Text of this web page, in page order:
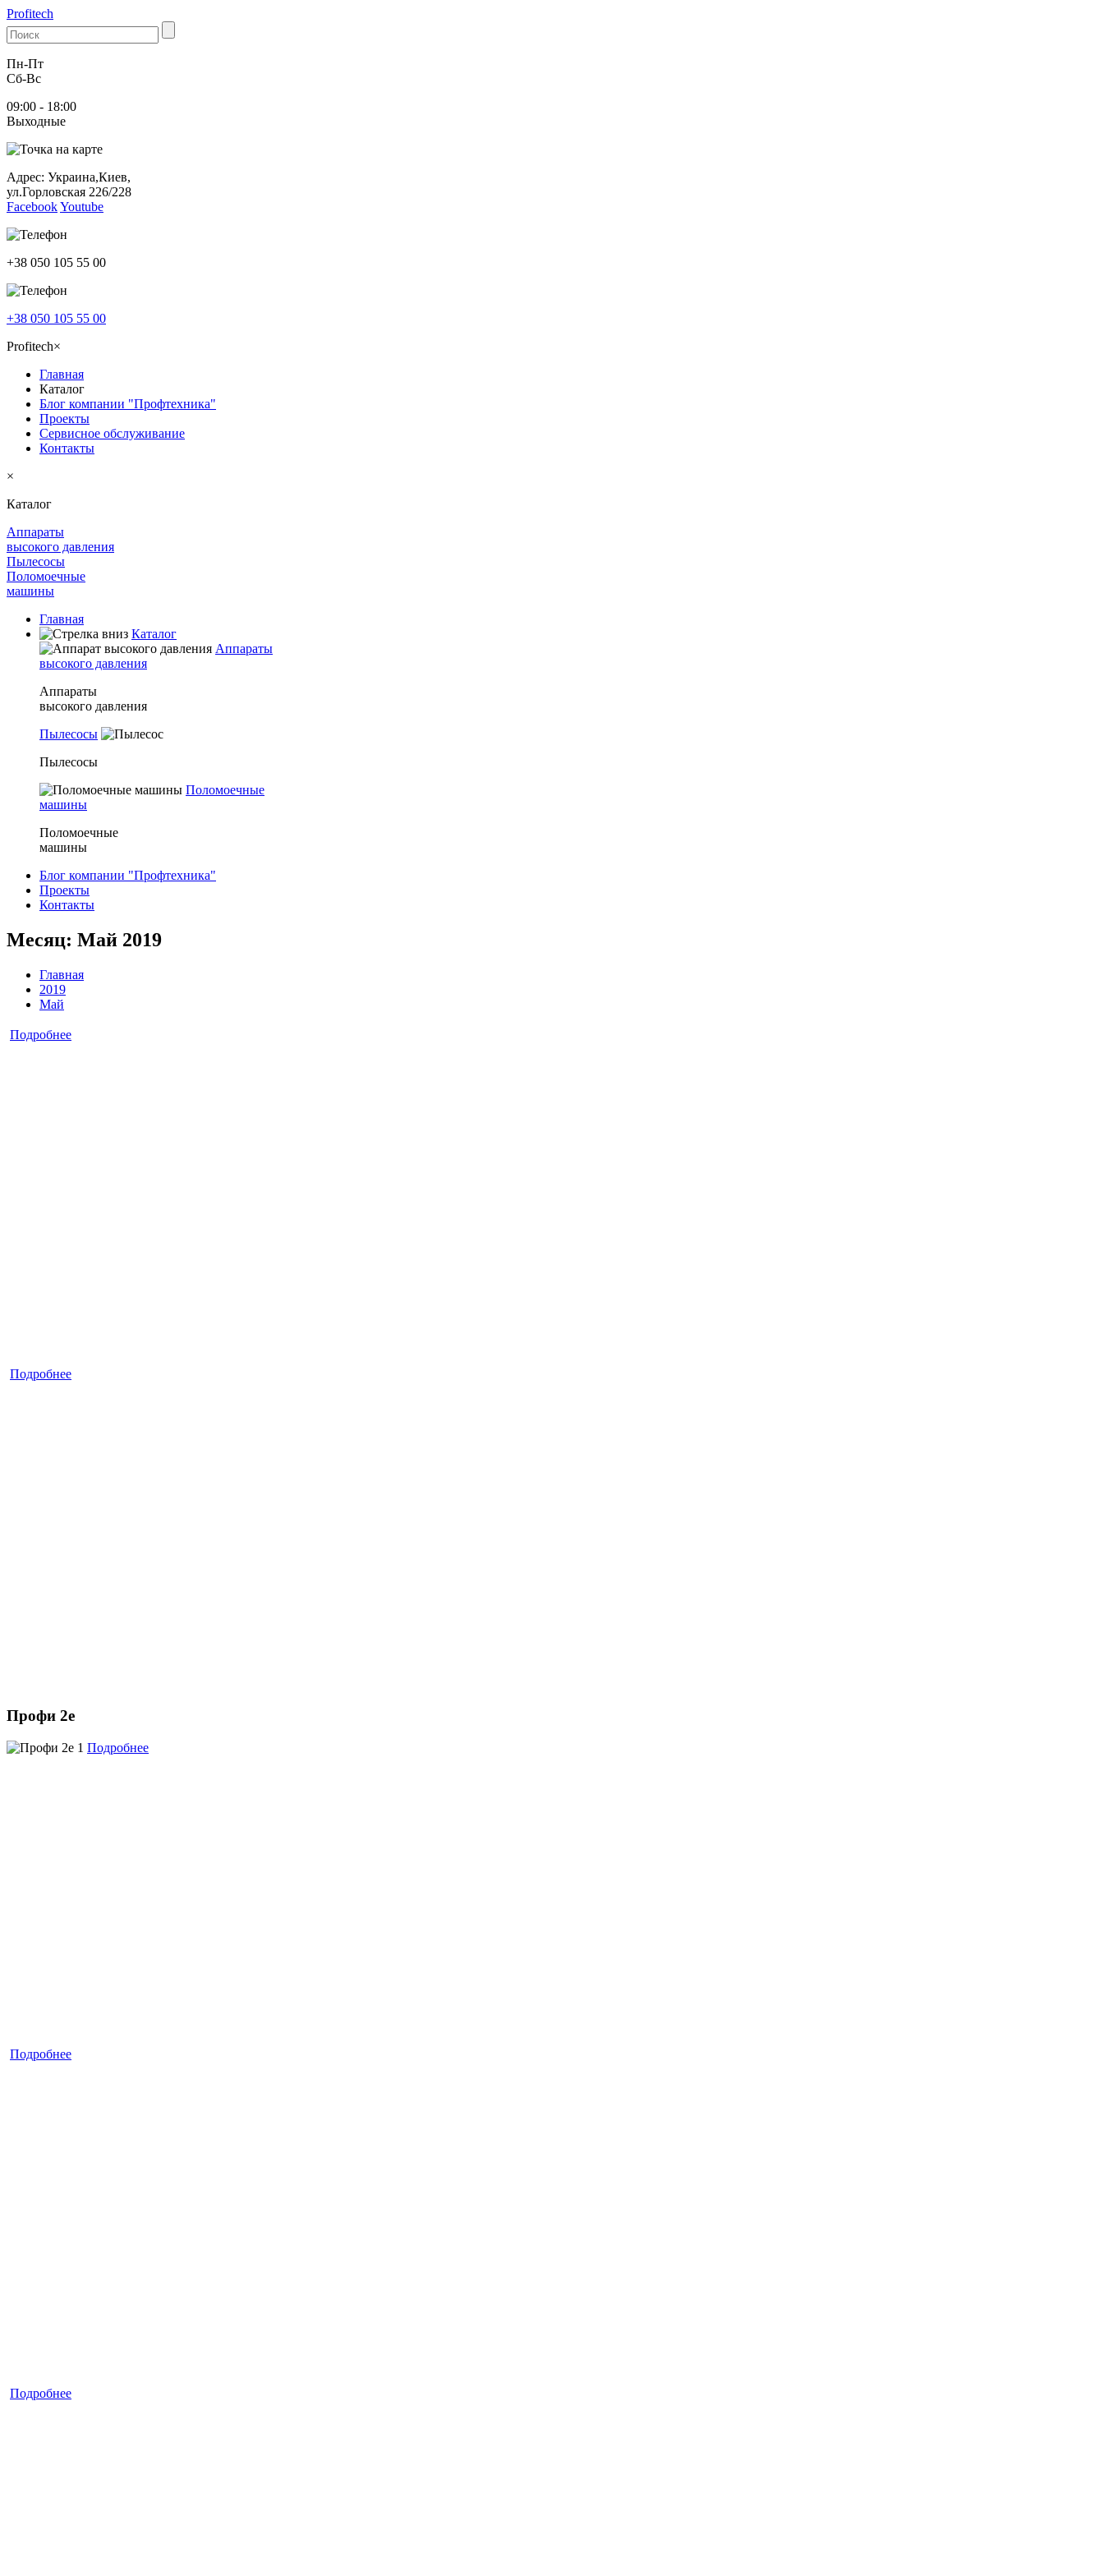
Profitech
Пн-Пт
Cб-Вс
09:00 - 18:00
Выходные
Адрес: Украина,Киев,
ул.Горловская 226/228
FacebookYoutube
+38 050 105 55 00
+38 050 105 55 00
Profitech×
Главная
Каталог
Блог компании "Профтехника"
Проекты
Сервисное обслуживание
Контакты
×
Каталог
Аппараты
высокого давления
Пылесосы
Поломоечные
машины
Главная
Каталог
Аппараты
высокого давления
Аппараты
высокого давления
Пылесосы
Пылесосы
Поломоечные
машины
Поломоечные
машины
Блог компании "Профтехника"
Проекты
Контакты
Месяц: Май 2019
Главная
2019
Май
Подробнее
Подробнее
Профи 2е
Подробнее
Подробнее
Подробнее